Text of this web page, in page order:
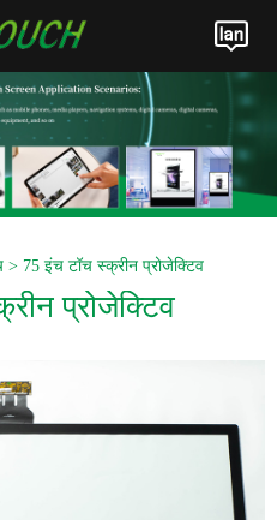
> 75 इंच टॉच स्क्रीन प्रोजेक्टिव
प्रोजेक्टिव